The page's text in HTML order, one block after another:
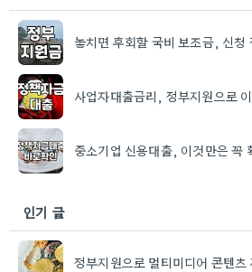
놓치면 후회할 국비 보조금, 신청
사업자대출금리, 정부지원으로
중소기업 신용대출, 이것만은 꼭
인기 글
정부지원으로 멀티미디어 콘텐츠